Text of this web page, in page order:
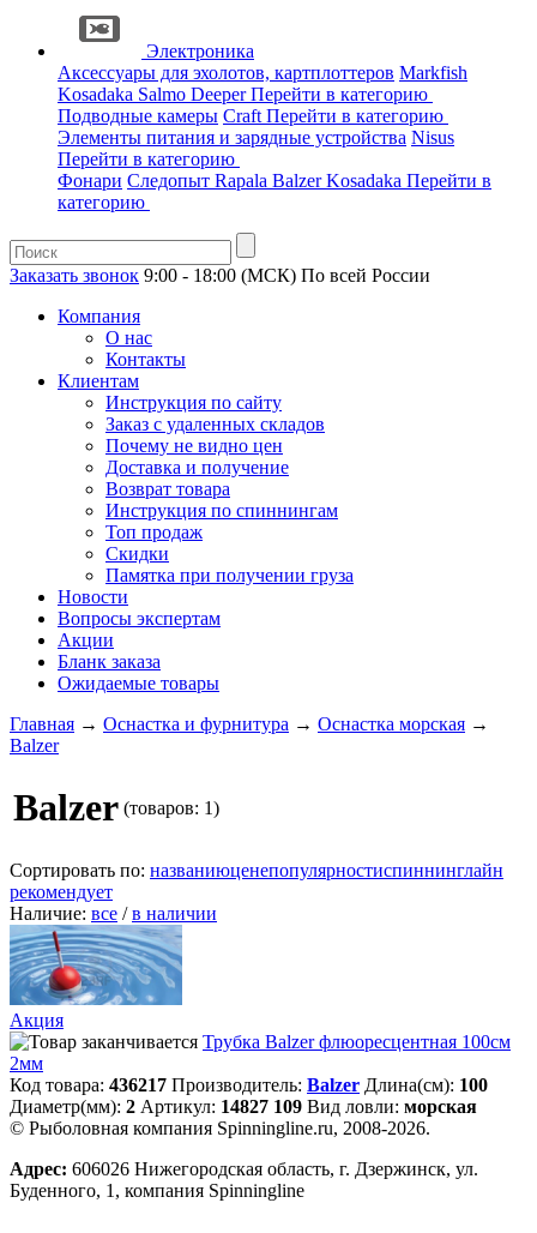
Электроника
Аксессуары для эхолотов, картплоттеров Markfish
Kosadaka Salmo DeeperПерейти в категорию
Подводные камеры Craft Перейти в категорию
Элементы питания и зарядные устройства Nisus
Перейти в категорию
Фонари Следопыт Rapala BalzerKosadaka Перейти в
категорию
Заказать звонок 9:00 - 18:00 (МСК) По всей России
Компания
О нас
Контакты
Клиентам
Инструкция по сайту
Заказ с удаленных складов
Почему не видно цен
Доставка и получение
Возврат товара
Инструкция по спиннингам
Топ продаж
Скидки
Памятка при получении груза
Новости
Вопросы экспертам
Акции
Бланк заказа
Ожидаемые товары
Главная → Оснастка и фурнитура → Оснастка морская →
Balzer
Balzer (товаров: 1)
Сортировать по: названиюценепопулярностиспиннинглайн
рекомендует
Наличие: все /в наличии
Акция
Трубка Balzer флюоресцентная 100см
2мм
Код товара: 436217 Производитель: Balzer Длина(см): 100
Диаметр(мм): 2 Артикул: 14827 109 Вид ловли: морская
© Рыболовная компания Spinningline.ru, 2008-2026.
Адрес: 606026 Нижегородская область, г. Дзержинск, ул.
Буденного, 1, компания Spinningline